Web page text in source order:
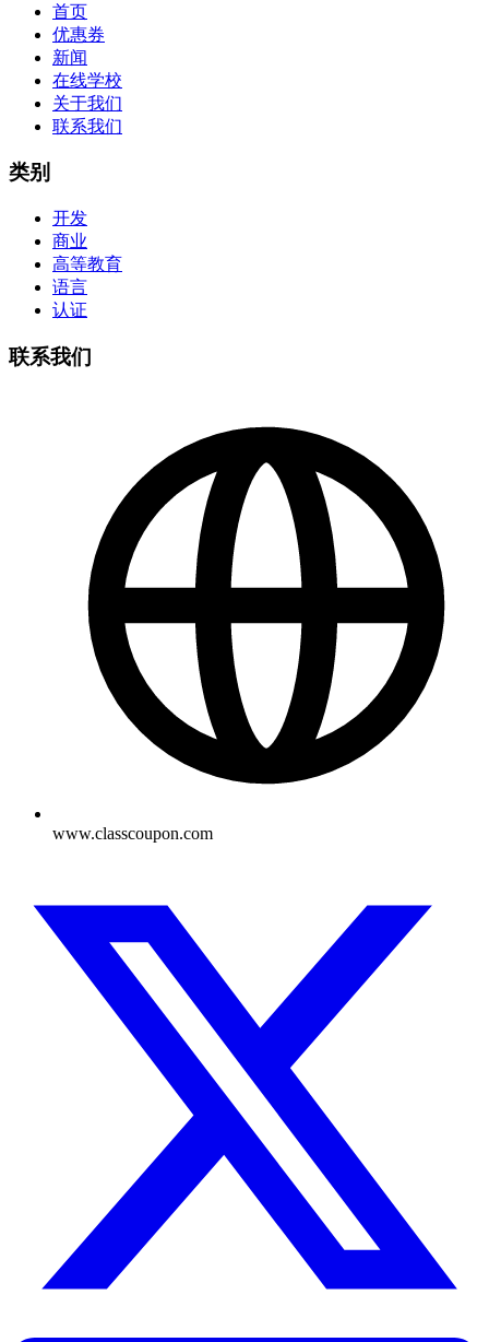
首页
优惠券
新闻
在线学校
关于我们
联系我们
类别
开发
商业
高等教育
语言
认证
联系我们
www.classcoupon.com